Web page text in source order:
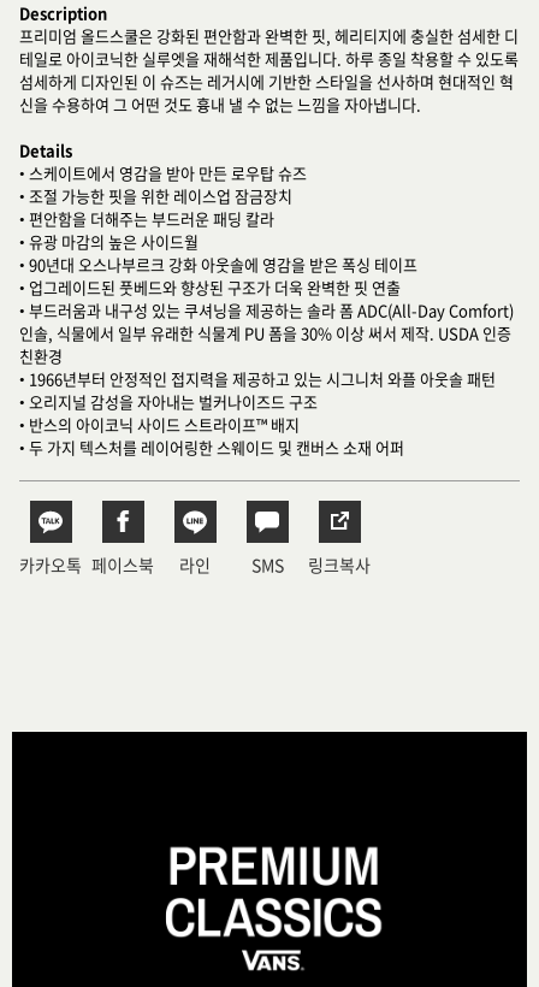
Description
프리미엄 올드스쿨은 강화된 편안함과 완벽한 핏, 헤리티지에 충실한 섬세한 디
테일로 아이코닉한 실루엣을 재해석한 제품입니다. 하루 종일 착용할 수 있도록
섬세하게 디자인된 이 슈즈는 레거시에 기반한 스타일을 선사하며 현대적인 혁
신을 수용하여 그 어떤 것도 흉내 낼 수 없는 느낌을 자아냅니다.
Details
• 스케이트에서 영감을 받아 만든 로우탑 슈즈
• 조절 가능한 핏을 위한 레이스업 잠금장치
• 편안함을 더해주는 부드러운 패딩 칼라
• 유광 마감의 높은 사이드월
• 90년대 오스나부르크 강화 아웃솔에 영감을 받은 폭싱 테이프
• 업그레이드된 풋베드와 향상된 구조가 더욱 완벽한 핏 연출
• 부드러움과 내구성 있는 쿠셔닝을 제공하는 솔라 폼 ADC(All-Day Comfort)
인솔, 식물에서 일부 유래한 식물계 PU 폼을 30% 이상 써서 제작. USDA 인증
친환경
• 1966년부터 안정적인 접지력을 제공하고 있는 시그니처 와플 아웃솔 패턴
• 오리지널 감성을 자아내는 벌커나이즈드 구조
• 반스의 아이코닉 사이드 스트라이프™ 배지
• 두 가지 텍스처를 레이어링한 스웨이드 및 캔버스 소재 어퍼
카카오톡 페이스북 라인 SMS 링크복사